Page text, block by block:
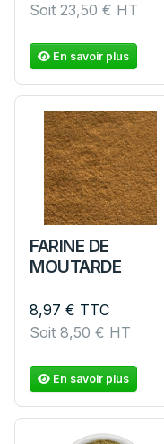
Soit 23,50 € HT
En savoir plus
FARINE DE
MOUTARDE
8,97 € TTC
Soit 8,50 € HT
En savoir plus